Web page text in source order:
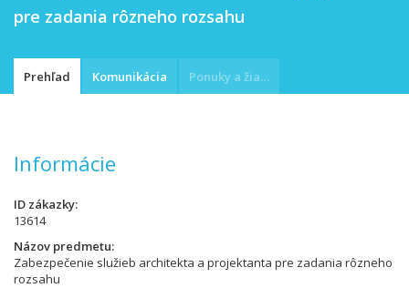
pre zadania rôzneho rozsahu
Prehľad Komunikácia Ponuky a žiadosti
Informácie
ID zákazky
13614
Názov predmetu
Zabezpečenie služieb architekta a projektanta pre zadania rôzneho
rozsahu